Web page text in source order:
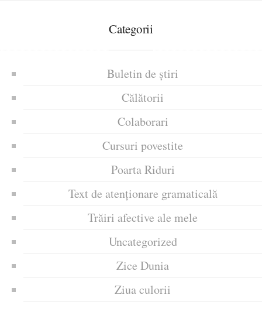
Categorii
Buletin de știri
Călătorii
Colaborari
Cursuri povestite
Poarta Riduri
Text de atenționare gramaticală
Trăiri afective ale mele
Uncategorized
Zice Dunia
Ziua culorii